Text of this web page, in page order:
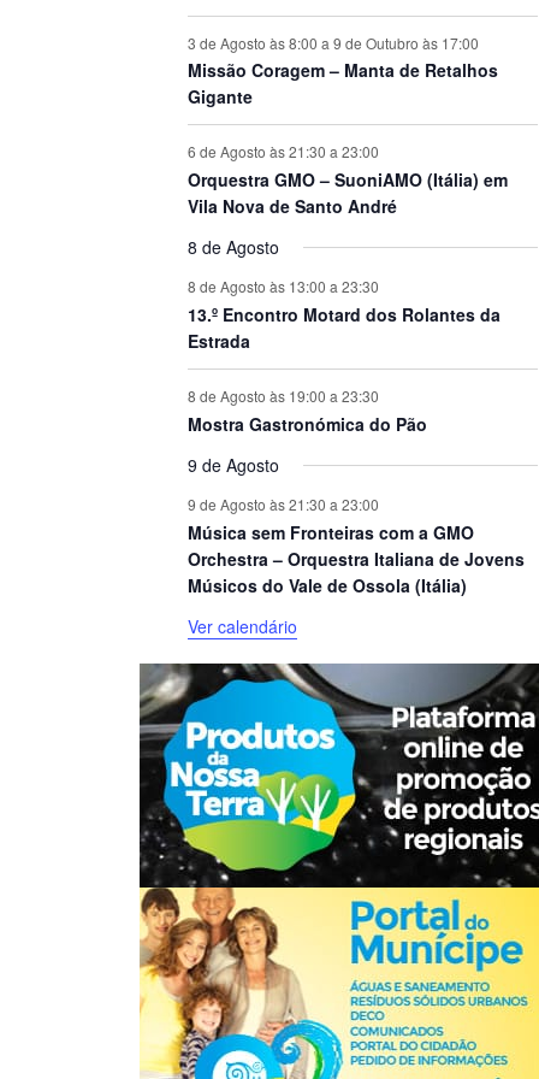
3 de Agosto às 8:00 a 9 de Outubro às 17:00
Missão Coragem – Manta de Retalhos
Gigante
6 de Agosto às 21:30 a 23:00
Orquestra GMO – SuoniAMO (Itália) em
Vila Nova de Santo André
8 de Agosto
8 de Agosto às 13:00 a 23:30
13.º Encontro Motard dos Rolantes da
Estrada
8 de Agosto às 19:00 a 23:30
Mostra Gastronómica do Pão
9 de Agosto
9 de Agosto às 21:30 a 23:00
Música sem Fronteiras com a GMO
Orchestra – Orquestra Italiana de Jovens
Músicos do Vale de Ossola (Itália)
Ver calendário